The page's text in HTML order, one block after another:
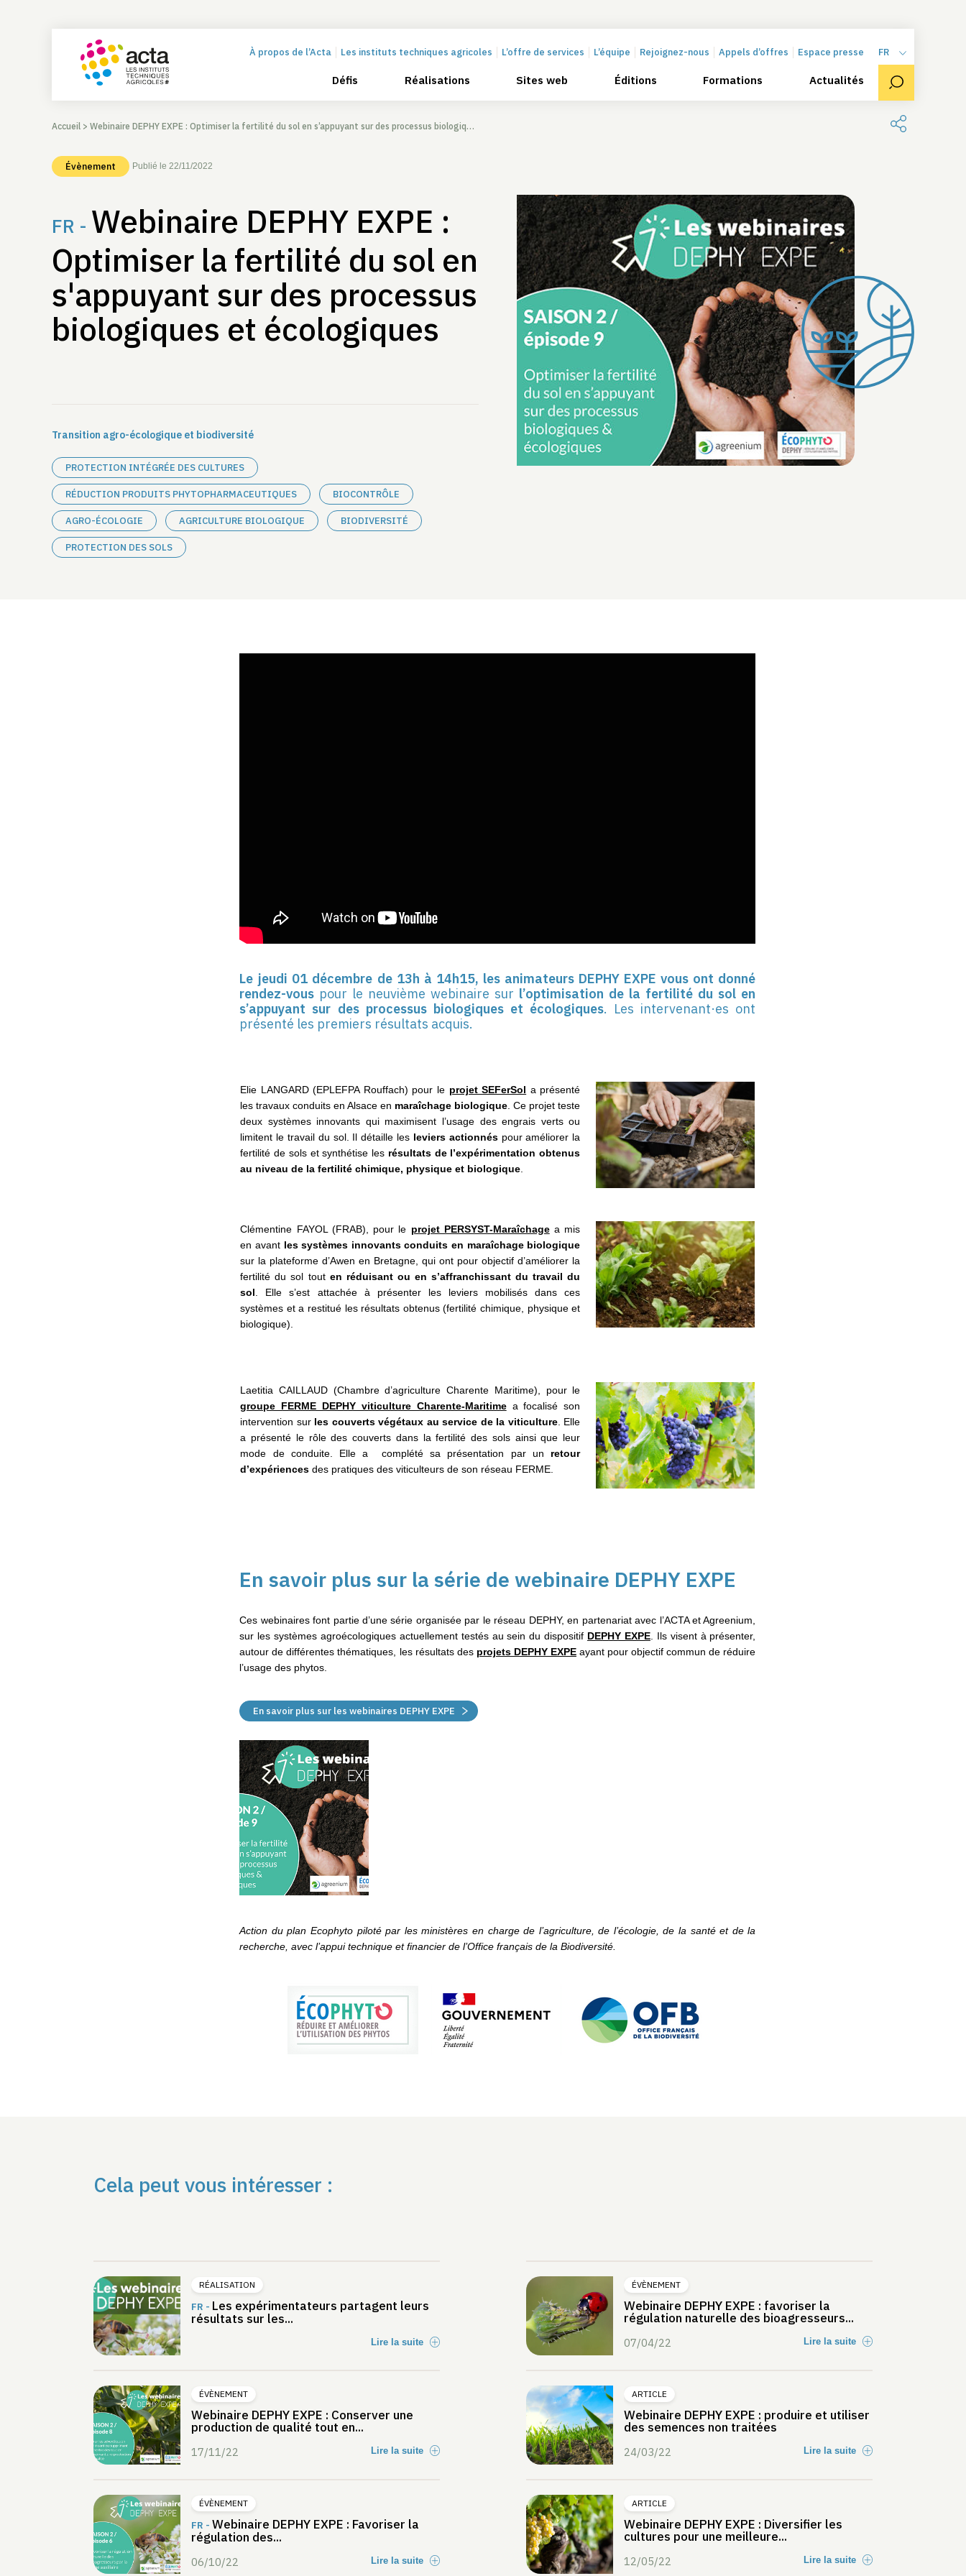
À propos de l’Acta Les instituts techniques agricoles L’offre de services L’équipe Rejoignez-nous Appels d’offres Espace presse
Défis Réalisations Sites web Éditions Formations Actualités
FR
Accueil > Webinaire DEPHY EXPE : Optimiser la fertilité du sol en s’appuyant sur des processus biologiques et écologiques
Évènement Publié le 22/11/2022
FR - Webinaire DEPHY EXPE :
Optimiser la fertilité du sol en
s'appuyant sur des processus
biologiques et écologiques
Transition agro-écologique et biodiversité
PROTECTION INTÉGRÉE DES CULTURES
RÉDUCTION PRODUITS PHYTOPHARMACEUTIQUES BIOCONTRÔLE
AGRO-ÉCOLOGIE AGRICULTURE BIOLOGIQUE BIODIVERSITÉ
PROTECTION DES SOLS
Le jeudi 01 décembre de 13h à 14h15, les animateurs DEPHY EXPE vous ont donné
rendez-vous pour le neuvième webinaire sur l’optimisation de la fertilité du sol en
s’appuyant sur des processus biologiques et écologiques. Les intervenant·es ont
présenté les premiers résultats acquis.
Elie LANGARD (EPLEFPA Rouffach) pour le projet SEFerSol a présenté
les travaux conduits en Alsace en maraîchage biologique. Ce projet teste
deux systèmes innovants qui maximisent l’usage des engrais verts ou
limitent le travail du sol. Il détaille les leviers actionnéspour améliorer la
fertilité de sols et synthétise les résultats de l’expérimentation obtenus
au niveau de la fertilité chimique, physique et biologique.
Clémentine FAYOL (FRAB), pour le projet PERSYST-Maraîchagea mis
en avant les systèmes innovants conduits en maraîchage biologique
sur la plateforme d’Awen en Bretagne, qui ont pour objectif d’améliorer la
fertilité du sol touten réduisant ou en s’affranchissant du travail du
sol. Elle s’est attachée à présenter les leviers mobilisés dans ces
systèmes et a restitué les résultats obtenus (fertilité chimique, physique et
biologique).
Laetitia CAILLAUD (Chambre d’agriculture Charente Maritime), pour le
groupe FERME DEPHY viticulture Charente-Maritimea focalisé son
intervention sur les couverts végétaux au service de la viticulture. Elle
a présenté le rôle des couverts dans la fertilité des sols ainsi que leur
mode de conduite. Elle a complété sa présentation par un retour
d’expériences des pratiques des viticulteurs de son réseau FERME.
En savoir plus sur la série de webinaire DEPHY EXPE
Ces webinaires font partie d’une série organisée par le réseau DEPHY, en partenariat avec l’ACTA et Agreenium,
sur les systèmes agroécologiques actuellement testés au sein du dispositif DEPHY EXPE. Ils visent à présenter,
autour de différentes thématiques, les résultats des projets DEPHY EXPEayant pour objectif commun de réduire
l’usage des phytos.
En savoir plus sur les webinaires DEPHY EXPE
Action du plan Ecophyto piloté par les ministères en charge de l’agriculture, de l’écologie, de la santé et de la
recherche, avec l’appui technique et financier de l’Office français de la Biodiversité.
Cela peut vous intéresser :
RÉALISATION
FR - Les expérimentateurs partagent leurs
résultats sur les...
Lire la suite
ÉVÈNEMENT
Webinaire DEPHY EXPE : Conserver une
production de qualité tout en...
17/11/22 Lire la suite
ÉVÈNEMENT
FR - Webinaire DEPHY EXPE : Favoriser la
régulation des...
06/10/22 Lire la suite
ÉVÈNEMENT
Webinaire DEPHY EXPE : favoriser la
régulation naturelle des bioagresseurs...
07/04/22 Lire la suite
ARTICLE
Webinaire DEPHY EXPE : produire et utiliser
des semences non traitées
24/03/22 Lire la suite
ARTICLE
Webinaire DEPHY EXPE : Diversifier les
cultures pour une meilleure...
12/05/22 Lire la suite